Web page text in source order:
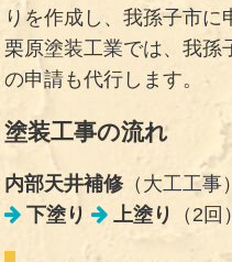
りを作成し、我孫子市に
栗原塗装工業では、我孫
の申請も代行します。
塗装工事の流れ
内部天井補修（大工工事
下塗り
上塗り （2回）